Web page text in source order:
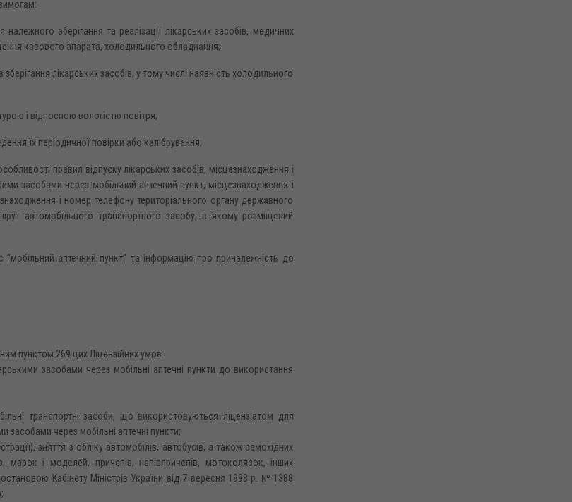
зберігання та реалізації лікарських засобів, медичних
касового апарата, холодильного обладнання;
лікарських засобів, у тому числі наявність холодильного
і відносною вологістю повітря;
їх періодичної повірки або калібрування;
правил відпуску лікарських засобів, місцезнаходження і
засобами через мобільний аптечний пункт, місцезнаходження і
і номер телефону територіального органу державного
автомобільного транспортного засобу, в якому розміщений
“мобільний аптечний пункт” та інформацію про приналежність до
пунктом 269 цих Ліцензійних умов.
засобами через мобільні аптечні пункти до використання
транспортні засоби, що використовуються ліцензіатом для
засобами через мобільні аптечні пункти;
зняття з обліку автомобілів, автобусів, а також самохідних
марок і моделей, причепів, напівпричепів, мотоколясок, інших
Кабінету Міністрів України від 7 вересня 1998 р. № 1388